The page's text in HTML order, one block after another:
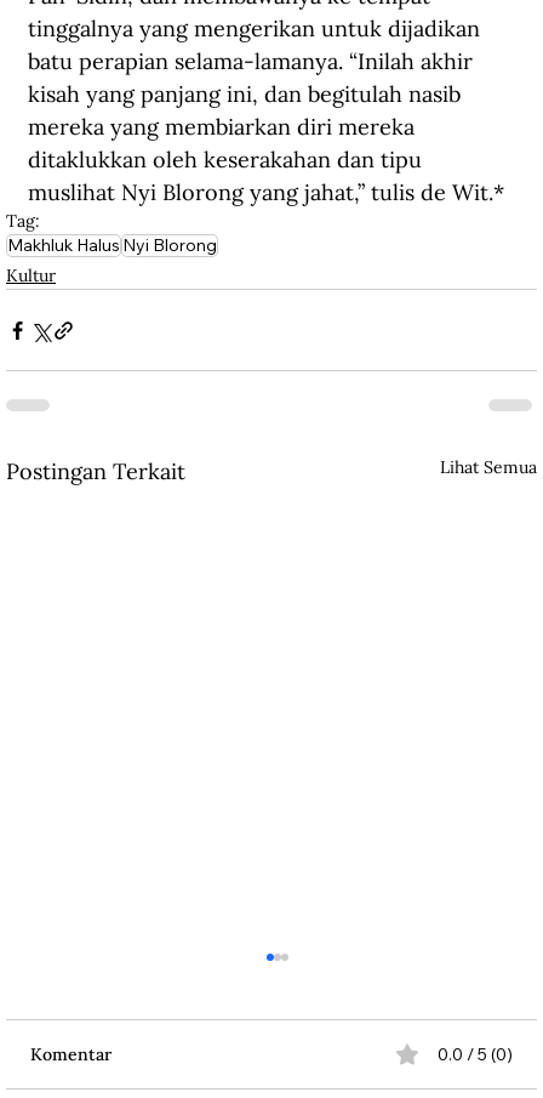
tinggalnya yang mengerikan untuk dijadikan
batu perapian selama-lamanya. “Inilah akhir
kisah yang panjang ini, dan begitulah nasib
mereka yang membiarkan diri mereka
ditaklukkan oleh keserakahan dan tipu
muslihat Nyi Blorong yang jahat,” tulis de Wit.*
Tag:
Makhluk HalusNyi Blorong
Kultur
Postingan Terkait Lihat Semua
Komentar 0.0 / 5 (0)